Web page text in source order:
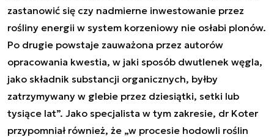
zastanowić się czy nadmierne inwestowanie przez
rośliny energii w system korzeniowy nie osłabi plonów.
Po drugie powstaje zauważona przez autorów
opracowania kwestia, w jaki sposób dwutlenek węgla,
jako składnik substancji organicznych, byłby
zatrzymywany w glebie przez dziesiątki, setki lub
tysiące lat”. Jako specjalista w tym zakresie, dr Koter
przypomniał również, że „w procesie hodowli roślin